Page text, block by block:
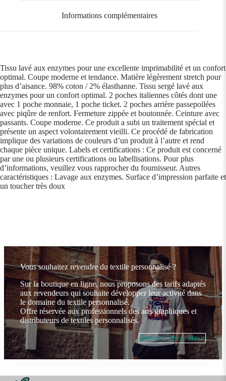
Informations complémentaires
Tissu lavé aux enzymes pour une excellente imprimabilité et un confort
optimal. Coupe moderne et tendance. Matière légèrement stretch pour
plus d’aisance. 98% coton / 2% élasthanne. Tissu sergé lavé aux
enzymes pour un confort optimal. 2 poches italiennes côtés dont une
avec 1 poche monnaie, 1 poche ticket. 2 poches arrière passepoilées
avec piqûre de renfort. Fermeture zippée et boutonnée. Ceinture avec
passants. Coupe moderne. Ce produit a subi un traitement spécial et
présente un aspect volontairement vieilli. Ce procédé de fabrication
implique des variations de couleurs d’un produit à l’autre et rend
chaque pièce unique. Labels et certifications : Ce produit est concerné
par une ou plusieurs certifications ou labellisations. Pour plus
d’informations, veuillez vous rapprocher du fournisseur. Autres
caractéristiques : Lavage aux enzymes. Surface d’impression parfaite et
un toucher très doux
Vous souhaitez revendre du textile personnalisé ?
Sur la boutique en ligne, nous proposons des tarifs adaptés
aux revendeurs qui souhaite développer leur activité dans
le domaine du textile personnalisé.
Offre réservée aux professionnels des arts graphiques et
distributeurs de textiles personnalisés.
Devenir revendeur